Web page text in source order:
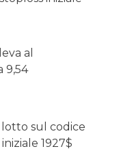
al
9,54
sul codice
1927$